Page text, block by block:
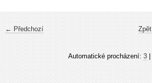
← Předchozí
Automatické procházení: 3|